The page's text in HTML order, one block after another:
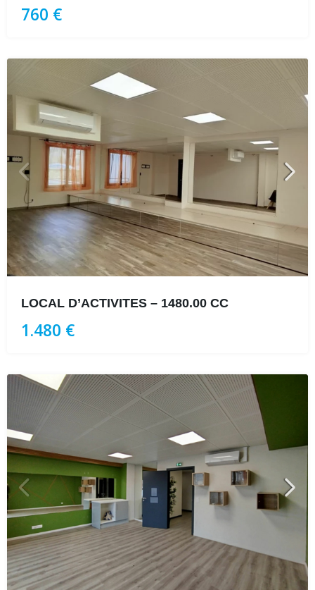
760 €
LOCAL D’ACTIVITES – 1480.00 CC
1.480 €